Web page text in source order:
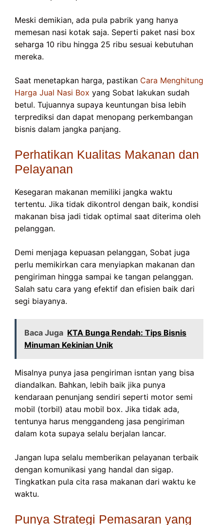
Meski demikian, ada pula pabrik yang hanya
memesan nasi kotak saja. Seperti paket nasi box
seharga 10 ribu hingga 25 ribu sesuai kebutuhan
mereka.
Saat menetapkan harga, pastikan Cara Menghitung
Harga Jual Nasi Box yang Sobat lakukan sudah
betul. Tujuannya supaya keuntungan bisa lebih
terprediksi dan dapat menopang perkembangan
bisnis dalam jangka panjang.
Perhatikan Kualitas Makanan dan
Pelayanan
Kesegaran makanan memiliki jangka waktu
tertentu. Jika tidak dikontrol dengan baik, kondisi
makanan bisa jadi tidak optimal saat diterima oleh
pelanggan.
Demi menjaga kepuasan pelanggan, Sobat juga
perlu memikirkan cara menyiapkan makanan dan
pengiriman hingga sampai ke tangan pelanggan.
Salah satu cara yang efektif dan efisien baik dari
segi biayanya.
Baca Juga KTA Bunga Rendah: Tips Bisnis
Minuman Kekinian Unik
Misalnya punya jasa pengiriman isntan yang bisa
diandalkan. Bahkan, lebih baik jika punya
kendaraan penunjang sendiri seperti motor semi
mobil (torbil) atau mobil box. Jika tidak ada,
tentunya harus menggandeng jasa pengiriman
dalam kota supaya selalu berjalan lancar.
Jangan lupa selalu memberikan pelayanan terbaik
dengan komunikasi yang handal dan sigap.
Tingkatkan pula cita rasa makanan dari waktu ke
waktu.
Punya Strategi Pemasaran yang